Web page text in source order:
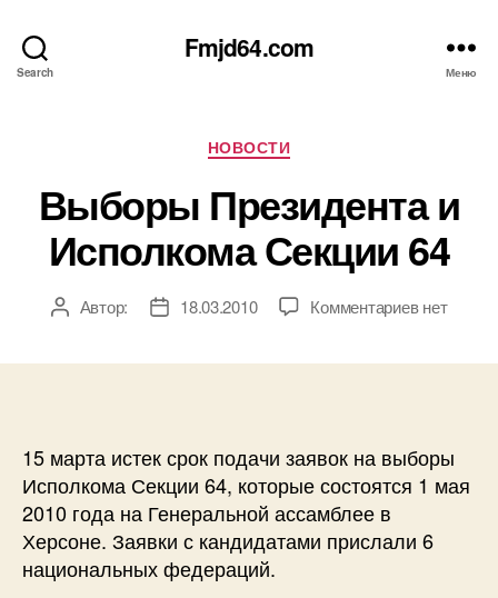
Search
Fmjd64.com
Меню
Рубрики
НОВОСТИ
Выборы Президента и
Исполкома Секции 64
АвторАвтор:
Дата18.03.2010 Комментариевк
Секции
64
нет
15 марта истек срок подачи заявок на выборы
Исполкома Секции 64, которые состоятся 1 мая
2010 года на Генеральной ассамблее в
Херсоне. Заявки с кандидатами прислали 6
национальных федераций.